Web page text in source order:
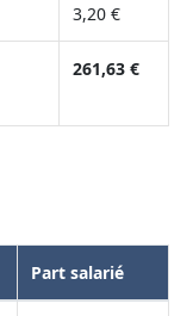
3,20 €
261,63 €
Part salarié